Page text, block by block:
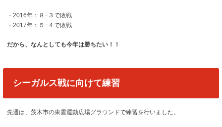
・2016年：８−３で敗戦
・2017年：５−４で敗戦
だから、なんとしても今年は勝ちたい！！
シーガルス戦に向けて練習
先週は、茨木市の東雲運動広場グラウンドで練習を行いました。